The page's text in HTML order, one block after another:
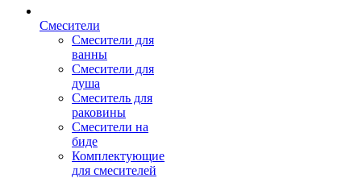
Смесители
Смесители для
ванны
Смесители для
душа
Смеситель для
раковины
Смесители на
биде
Комплектующие
для смесителей